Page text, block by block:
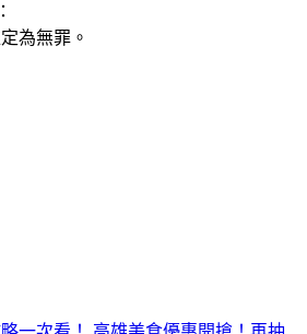
為無罪。